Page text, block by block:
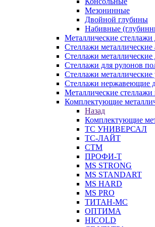
Мезонинные
Двойной глубины
Набивные
Металлические стеллажи
Стеллажи
Стеллажи
Стеллажи для рулонов
Стеллажи металлические
Стеллажи нержавеющие
Металлические стеллажи
Комплектующие
Назад
Комплектующие
ТС УНИВЕРСАЛ
ТС-ЛАЙТ
СТМ
ПРОФИ-Т
MS STRONG
MS STANDART
MS HARD
MS PRO
ТИТАН-МС
ОПТИМА
HICOLD